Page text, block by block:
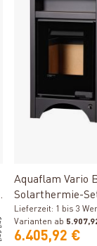
Aquaflam Vario
Solarthermie-
THKE 600 +
Lieferzeit: 1 bis 3
Varianten ab
6.405,92 €